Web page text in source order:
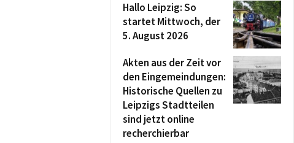
Hallo Leipzig: So
startet Mittwoch, der
5. August 2026
Akten aus der Zeit vor
den Eingemeindungen:
Historische Quellen zu
Leipzigs Stadtteilen
sind jetzt online
recherchierbar